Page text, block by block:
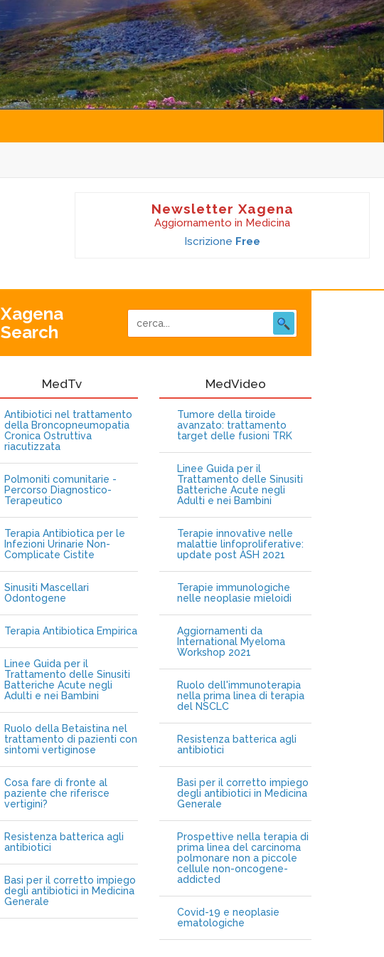
Newsletter Xagena
Aggiornamento in Medicina
Iscrizione Free
Xagena
Search
MedTv
Antibiotici nel trattamento
della Broncopneumopatia
Cronica Ostruttiva
riacutizzata
Polmoniti comunitarie -
Percorso Diagnostico-
Terapeutico
Terapia Antibiotica per le
Infezioni Urinarie Non-
Complicate Cistite
Sinusiti Mascellari
Odontogene
Terapia Antibiotica Empirica
Linee Guida per il
Trattamento delle Sinusiti
Batteriche Acute negli
Adulti e nei Bambini
Ruolo della Betaistina nel
trattamento di pazienti con
sintomi vertiginose
Cosa fare di fronte al
paziente che riferisce
vertigini?
Resistenza batterica agli
antibiotici
Basi per il corretto impiego
degli antibiotici in Medicina
Generale
MedVideo
Tumore della tiroide
avanzato: trattamento
target delle fusioni TRK
Linee Guida per il
Trattamento delle Sinusiti
Batteriche Acute negli
Adulti e nei Bambini
Terapie innovative nelle
malattie linfoproliferative:
update post ASH 2021
Terapie immunologiche
nelle neoplasie mieloidi
Aggiornamenti da
International Myeloma
Workshop 2021
Ruolo dell'immunoterapia
nella prima linea di terapia
del NSCLC
Resistenza batterica agli
antibiotici
Basi per il corretto impiego
degli antibiotici in Medicina
Generale
Prospettive nella terapia di
prima linea del carcinoma
polmonare non a piccole
cellule non-oncogene-
addicted
Covid-19 e neoplasie
ematologiche